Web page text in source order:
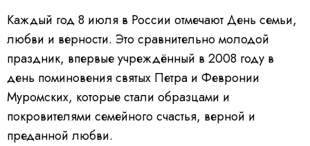
Каждый год 8 июля в России отмечают День семьи,
любви и верности. Это сравнительно молодой
праздник, впервые учреждённый в 2008 году в
день поминовения святых Петра и Февронии
Муромских, которые стали образцами и
покровителями семейного счастья, верной и
преданной любви.